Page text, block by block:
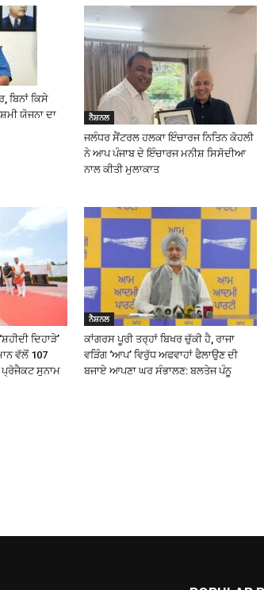
ਬਿਨਾਂ ਕਿਸੇ
ਯੋਜਨਾ ਦਾ
ਨੈਸ਼ਨਲ
ਜਲੰਧਰ ਸੈਂਟਰਲ ਹਲਕਾ ਇੰਚਾਰਜ ਨਿਤਿਨ ਕੋਹਲੀ
ਨੇ ਆਪ ਪੰਜਾਬ ਦੇ ਇੰਚਾਰਜ ਮਨੀਸ਼ ਸਿਸੋਦੀਆ
ਨਾਲ ਕੀਤੀ ਮੁਲਾਕਾਤ
ਦਿਹਾੜੇ’
ਵੱਲੋਂ 107
ਸੁਨਾਮ
ਨੈਸ਼ਨਲ
ਕਾਂਗਰਸ ਪੂਰੀ ਤਰ੍ਹਾਂ ਬਿਖਰ ਚੁੱਕੀ ਹੈ, ਰਾਜਾ
ਵੜਿੰਗ ‘ਆਪ’ ਵਿਰੁੱਧ ਅਫਵਾਹਾਂ ਫੈਲਾਉਣ ਦੀ
ਬਜਾਏ ਆਪਣਾ ਘਰ ਸੰਭਾਲਣ: ਬਲਤੇਜ ਪੰਨੂ